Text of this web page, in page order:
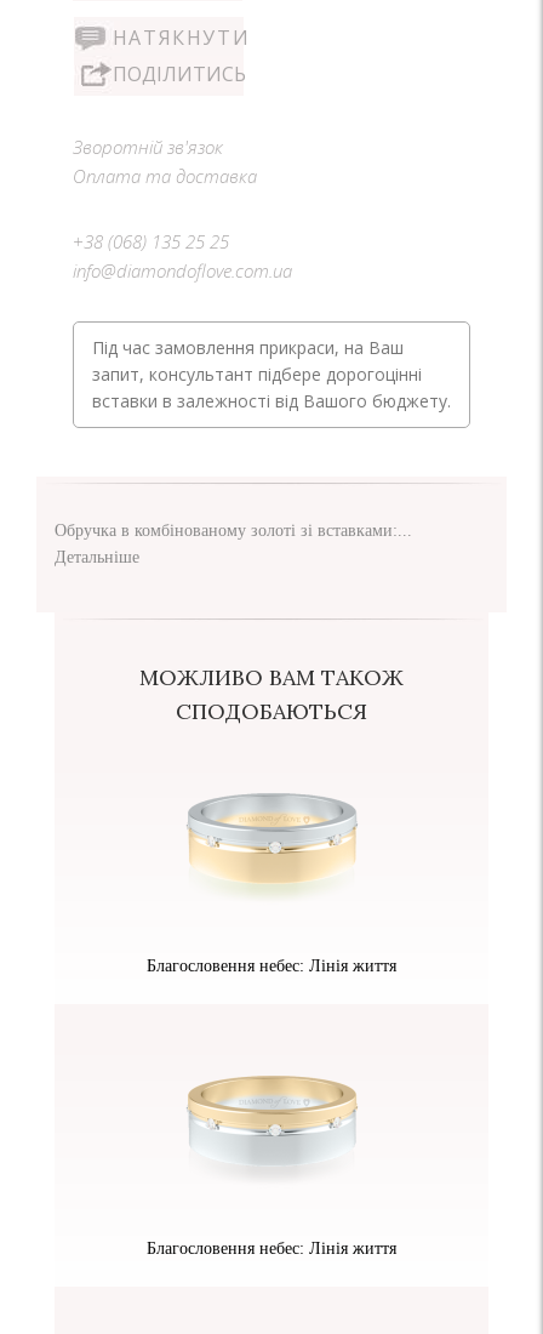
НАТЯКНУТИ
ПОДІЛИТИСЬ
Зворотній зв'язок
Оплата та доставка
+38 (068) 135 25 25
info@diamondoflove.com.ua
Під час замовлення прикраси, на Ваш
запит, консультант підбере дорогоцінні
вставки в залежності від Вашого бюджету.
Обручка в комбінованому золоті зі вставками:...
Детальніше
МОЖЛИВО ВАМ ТАКОЖ
СПОДОБАЮТЬСЯ
Благословення небес: Лінія життя
Благословення небес: Лінія життя